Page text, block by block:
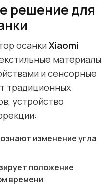
решение для
осанки Xiaomi
материалы
и сенсорные
традиционных
устройство
изменение угла
положение
времени